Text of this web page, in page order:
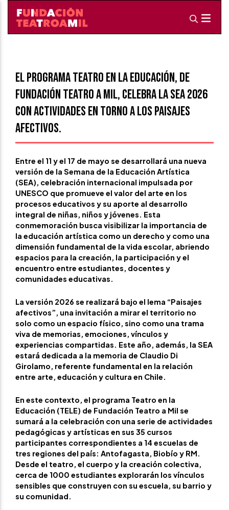
El programa Teatro en la Educación, de
Fundación Teatro a Mil, celebra la SEA 2026
con actividades en torno a los Paisajes
Afectivos.
Entre el 11 y el 17 de mayo se desarrollará una nueva
versión de la Semana de la Educación Artística
(SEA), celebración internacional impulsada por
UNESCO que promueve el valor del arte en los
procesos educativos y su aporte al desarrollo
integral de niñas, niños y jóvenes. Esta
conmemoración busca visibilizar la importancia de
la educación artística como un derecho y como una
dimensión fundamental de la vida escolar, abriendo
espacios para la creación, la participación y el
encuentro entre estudiantes, docentes y
comunidades educativas.
La versión 2026 se realizará bajo el lema “Paisajes
afectivos”, una invitación a mirar el territorio no
solo como un espacio físico, sino como una trama
viva de memorias, emociones, vínculos y
experiencias compartidas. Este año, además, la SEA
estará dedicada a la memoria de Claudio Di
Girolamo, referente fundamental en la relación
entre arte, educación y cultura en Chile.
En este contexto, el programa Teatro en la
Educación (TELE) de Fundación Teatro a Mil se
sumará a la celebración con una serie de actividades
pedagógicas y artísticas en sus 35 cursos
participantes correspondientes a 14 escuelas de
tres regiones del país: Antofagasta, Biobío y RM.
Desde el teatro, el cuerpo y la creación colectiva,
cerca de 1000 estudiantes explorarán los vínculos
sensibles que construyen con su escuela, su barrio y
su comunidad.